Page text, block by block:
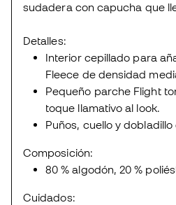
sudadera con capucha que
Detalles:
Interior cepillado para
Fleece de densidad
Pequeño parche Flight
toque llamativo al look.
Puños, cuello y
Composición:
80 % algodón, 20 %
Cuidados: